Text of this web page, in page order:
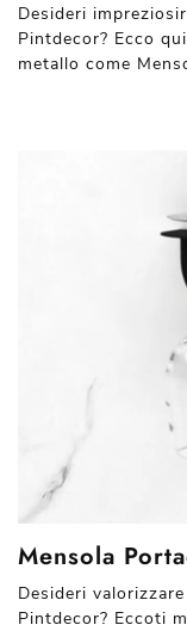
Desideri
Pintdecor? Ecco
metallo come
Mensola
Desideri
Pintdecor? Eccoti